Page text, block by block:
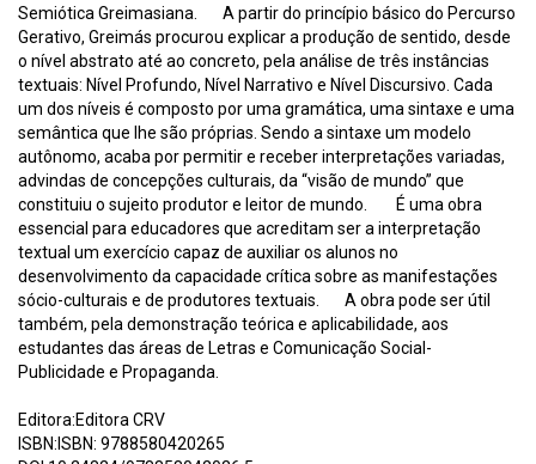
Semiótica Greimasiana. A partir do princípio básico do Percurso
Gerativo, Greimás procurou explicar a produção de sentido, desde
o nível abstrato até ao concreto, pela análise de três instâncias
textuais: Nível Profundo, Nível Narrativo e Nível Discursivo. Cada
um dos níveis é composto por uma gramática, uma sintaxe e uma
semântica que lhe são próprias. Sendo a sintaxe um modelo
autônomo, acaba por permitir e receber interpretações variadas,
advindas de concepções culturais, da “visão de mundo” que
constituiu o sujeito produtor e leitor de mundo. É uma obra
essencial para educadores que acreditam ser a interpretação
textual um exercício capaz de auxiliar os alunos no
desenvolvimento da capacidade crítica sobre as manifestações
sócio-culturais e de produtores textuais. A obra pode ser útil
também, pela demonstração teórica e aplicabilidade, aos
estudantes das áreas de Letras e Comunicação Social-
Publicidade e Propaganda.
Editora:Editora CRV
ISBN:ISBN: 9788580420265